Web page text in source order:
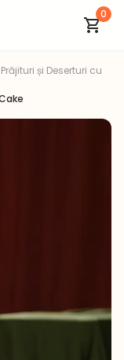
0
și Deserturi cu